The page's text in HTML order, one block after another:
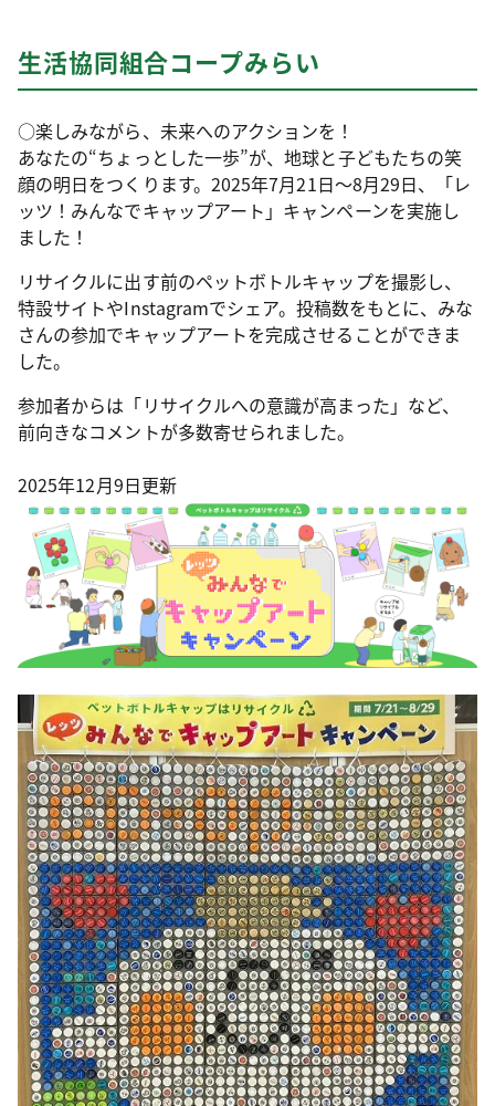
生活協同組合コープみらい
○楽しみながら、未来へのアクションを！
あなたの“ちょっとした一歩”が、地球と子どもたちの笑
顔の明日をつくります。2025年7月21日～8月29日、「レ
ッツ！みんなでキャップアート」キャンペーンを実施し
ました！
リサイクルに出す前のペットボトルキャップを撮影し、
特設サイトやInstagramでシェア。投稿数をもとに、みな
さんの参加でキャップアートを完成させることができま
した。
参加者からは「リサイクルへの意識が高まった」など、
前向きなコメントが多数寄せられました。
2025年12月9日更新